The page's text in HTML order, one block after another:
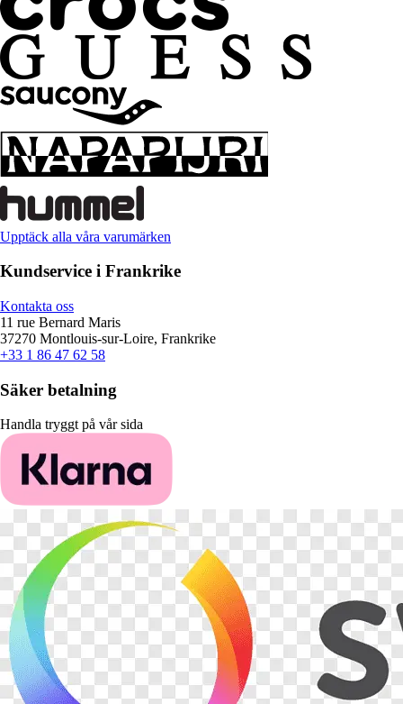
Upptäck alla våra varumärken
Kundservice i Frankrike
Kontakta oss
11 rue Bernard Maris
37270 Montlouis-sur-Loire, Frankrike
+33 1 86 47 62 58
Säker betalning
Handla tryggt på vår sida